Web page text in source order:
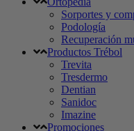
Sorportes y
Podología
Recuperación
Productos Trébol
Trevita
Tresdermo
Dentian
Sanidoc
Imazine
Promociones